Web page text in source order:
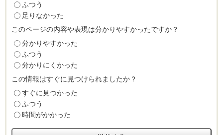
ふつう
足りなかった
このページの内容や表現は分かりやすかったですか？
分かりやすかった
ふつう
分かりにくかった
この情報はすぐに見つけられましたか？
すぐに見つかった
ふつう
時間がかかった